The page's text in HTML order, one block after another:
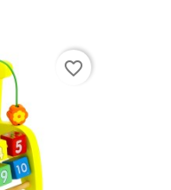
favorite_border